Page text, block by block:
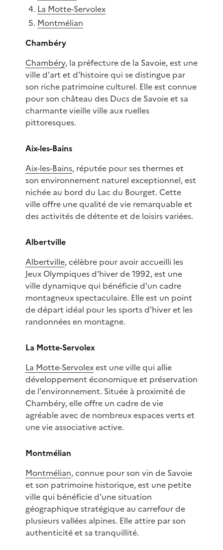
La Motte-Servolex
Montmélian
Chambéry
Chambéry, la préfecture de la Savoie, est une
ville d'art et d'histoire qui se distingue par
son riche patrimoine culturel. Elle est connue
pour son château des Ducs de Savoie et sa
charmante vieille ville aux ruelles
pittoresques.
Aix-les-Bains
Aix-les-Bains, réputée pour ses thermes et
son environnement naturel exceptionnel, est
nichée au bord du Lac du Bourget. Cette
ville offre une qualité de vie remarquable et
des activités de détente et de loisirs variées.
Albertville
Albertville, célèbre pour avoir accueilli les
Jeux Olympiques d'hiver de 1992, est une
ville dynamique qui bénéficie d'un cadre
montagneux spectaculaire. Elle est un point
de départ idéal pour les sports d'hiver et les
randonnées en montagne.
La Motte-Servolex
La Motte-Servolexest une ville qui allie
développement économique et préservation
de l'environnement. Située à proximité de
Chambéry, elle offre un cadre de vie
agréable avec de nombreux espaces verts et
une vie associative active.
Montmélian
Montmélian, connue pour son vin de Savoie
et son patrimoine historique, est une petite
ville qui bénéficie d'une situation
géographique stratégique au carrefour de
plusieurs vallées alpines. Elle attire par son
authenticité et sa tranquillité.